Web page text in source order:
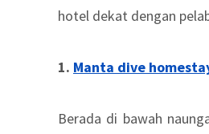
hotel dekat dengan
1. Manta dive
Berada di bawah